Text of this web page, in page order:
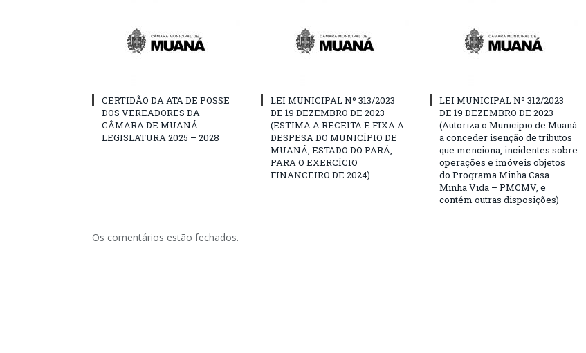
CERTIDÃO DA ATA DE POSSE
DOS VEREADORES DA
CÂMARA DE MUANÁ
LEGISLATURA 2025 – 2028
LEI MUNICIPAL Nº 313/2023
DE 19 DEZEMBRO DE 2023
(ESTIMA A RECEITA E FIXA A
DESPESA DO MUNICÍPIO DE
MUANÁ, ESTADO DO PARÁ,
PARA O EXERCÍCIO
FINANCEIRO DE 2024)
LEI MUNICIPAL Nº 312/2023
DE 19 DEZEMBRO DE 2023
(Autoriza o Município de Muaná
a conceder isenção de tributos
que menciona, incidentes sobre
operações e imóveis objetos
do Programa Minha Casa
Minha Vida – PMCMV, e
contém outras disposições)
Os comentários estão fechados.